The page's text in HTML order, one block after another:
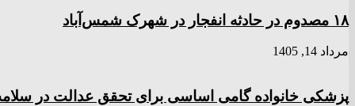
۱۸ مصدوم در حادثه انفجار در شهرک شمس‌آباد
مرداد 14, 1405
پزشکی خانواده گامی اساسی برای تحقق عدالت در